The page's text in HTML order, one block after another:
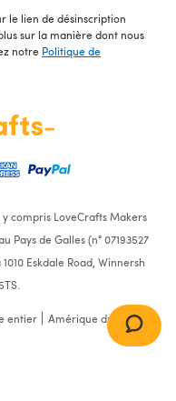
le lien de désinscription
sur la manière dont nous
notre Politique de
compris LoveCrafts Makers
de Galles (n° 07193527
Eskdale Road, Winnersh
entier
Amérique du Nord